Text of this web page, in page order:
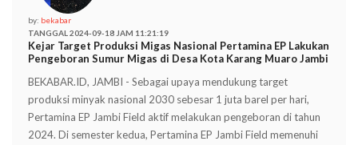
by: bekabar
TANGGAL 2024-09-18 JAM 11:21:19
Kejar Target Produksi Migas Nasional Pertamina EP Lakukan
Pengeboran Sumur Migas di Desa Kota Karang Muaro Jambi
BEKABAR.ID, JAMBI - Sebagai upaya mendukung target
produksi minyak nasional 2030 sebesar 1 juta barel per hari,
Pertamina EP Jambi Field aktif melakukan pengeboran di tahun
2024. Di semester kedua, Pertamina EP Jambi Field memenuhi